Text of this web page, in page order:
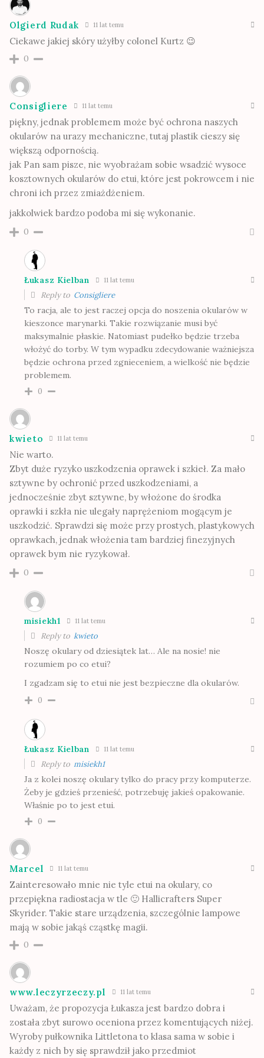
Olgierd Rudak 11 lat temu
Ciekawe jakiej skóry użyłby colonel Kurtz 😉
0
Consigliere 11 lat temu
piękny, jednak problemem może być ochrona naszych
okularów na urazy mechaniczne, tutaj plastik cieszy się
większą odpornością.
jak Pan sam pisze, nie wyobrażam sobie wsadzić wysoce
kosztownych okularów do etui, które jest pokrowcem i nie
chroni ich przez zmiażdżeniem.
jakkolwiek bardzo podoba mi się wykonanie.
0
Łukasz Kielban 11 lat temu
Reply to Consigliere
To racja, ale to jest raczej opcja do noszenia okularów w
kieszonce marynarki. Takie rozwiązanie musi być
maksymalnie płaskie. Natomiast pudełko będzie trzeba
włożyć do torby. W tym wypadku zdecydowanie ważniejsza
będzie ochrona przed zgnieceniem, a wielkość nie będzie
problemem.
0
kwieto 11 lat temu
Nie warto.
Zbyt duże ryzyko uszkodzenia oprawek i szkieł. Za mało
sztywne by ochronić przed uszkodzeniami, a
jednocześnie zbyt sztywne, by włożone do środka
oprawki i szkła nie ulegały naprężeniom mogącym je
uszkodzić. Sprawdzi się może przy prostych, plastykowych
oprawkach, jednak włożenia tam bardziej finezyjnych
oprawek bym nie ryzykował.
0
misiekh1 11 lat temu
Reply to kwieto
Noszę okulary od dziesiątek lat… Ale na nosie! nie
rozumiem po co etui?
I zgadzam się to etui nie jest bezpieczne dla okularów.
0
Łukasz Kielban 11 lat temu
Reply to misiekh1
Ja z kolei noszę okulary tylko do pracy przy komputerze.
Żeby je gdzieś przenieść, potrzebuję jakieś opakowanie.
Właśnie po to jest etui.
0
Marcel 11 lat temu
Zainteresowało mnie nie tyle etui na okulary, co
przepiękna radiostacja w tle 🙂 Hallicrafters Super
Skyrider. Takie stare urządzenia, szczególnie lampowe
mają w sobie jakąś cząstkę magii.
0
www.leczyrzeczy.pl 11 lat temu
Uważam, że propozycja Łukasza jest bardzo dobra i
została zbyt surowo oceniona przez komentujących niżej.
Wyroby pułkownika Littletona to klasa sama w sobie i
każdy z nich by się sprawdził jako przedmiot